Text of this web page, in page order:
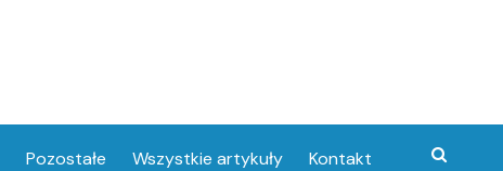
Pozostałe Wszystkie artykuły Kontakt